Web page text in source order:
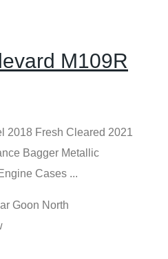
M109R
2018 Fresh Cleared 2021
Bagger Metallic
Cases ...
Goon North